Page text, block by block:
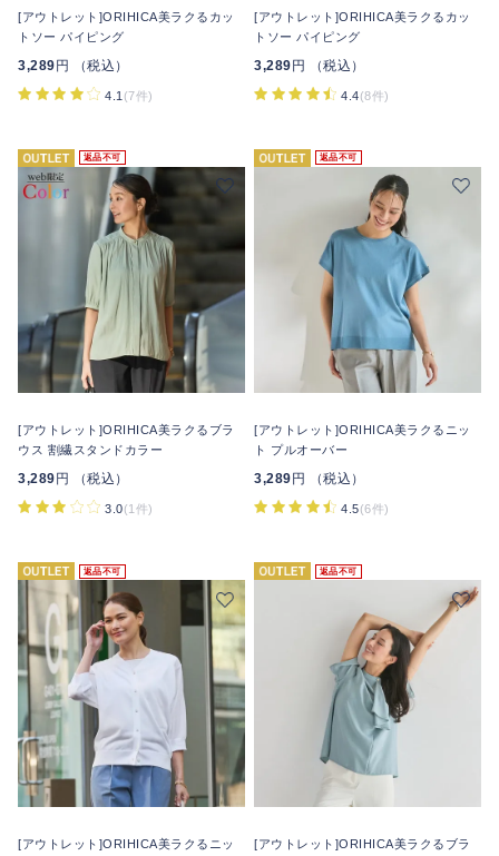
[アウトレット]ORIHICA美ラクるカッ
トソー パイピング
3,289円 （税込）
4.1 (7件)
[アウトレット]ORIHICA美ラクるカッ
トソー パイピング
3,289円 （税込）
4.4(8件)
返品不可
[アウトレット]ORIHICA美ラクるブラ
ウス 割繊スタンドカラー
3,289 円 （税込）
3.0(1件)
返品不可
[アウトレット]ORIHICA美ラクるニッ
ト プルオーバー
3,289 円 （税込）
4.5(6件)
返品不可
[アウトレット]ORIHICA美ラクるニッ
返品不可
[アウトレット]ORIHICA美ラクるブラ